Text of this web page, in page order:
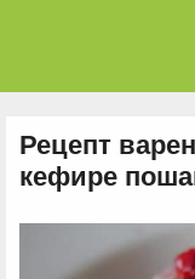
Рецепт
кефире